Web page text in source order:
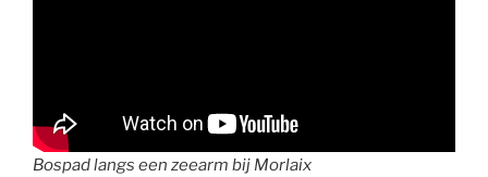
Bospad langs een zeearm bij Morlaix